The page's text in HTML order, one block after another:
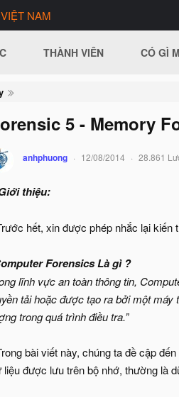
NAM
THÀNH VIÊN CÓ GÌ
5 - Memory
anhphuong 12/08/2014 28.861
thiệu:
hết, xin được phép nhắc lại
Forensics Là gì ?
lĩnh vực an toàn thông tin,
tải hoặc được tạo ra bởi một
trong quá trình điều tra.”
bài viết này, chúng ta đề cập
liệu được lưu trên bộ nhớ, thường là